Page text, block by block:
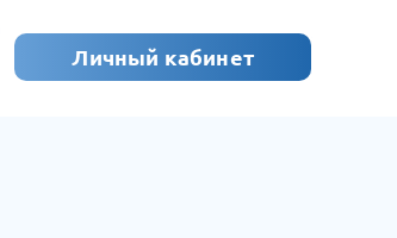
Личный кабинет